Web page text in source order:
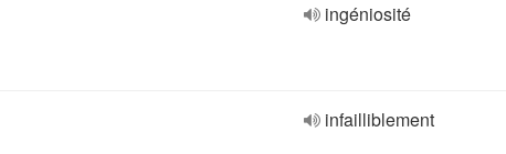
ingéniosité
infailliblement